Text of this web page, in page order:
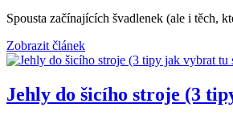
Spousta začínajících švadlenek (ale i těch,
Zobrazit článek
Jehly do šicího stroje (3